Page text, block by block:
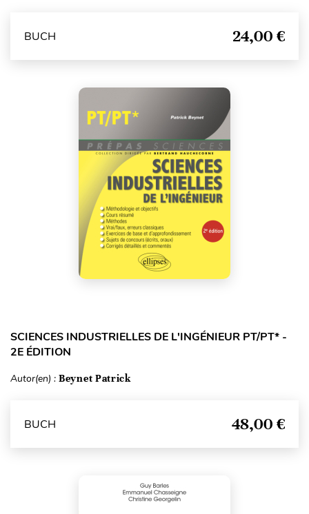
BUCH 24,00 €
SCIENCES INDUSTRIELLES DE L'INGÉNIEUR PT/PT* -
2E ÉDITION
Autor(en) : Beynet Patrick
BUCH 48,00 €